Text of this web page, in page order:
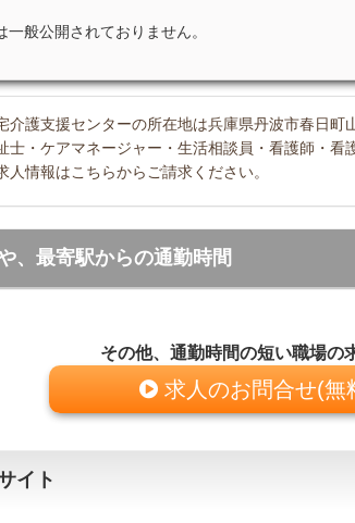
一般公開されておりません。
介護支援センターの所在地は兵庫県丹波市春日町
士・ケアマネージャー・生活相談員・看護師・看
人情報はこちらからご請求ください。
、最寄駅からの通勤時間
その他、通勤時間の短い職場の
求人のお問合せ(無
イト